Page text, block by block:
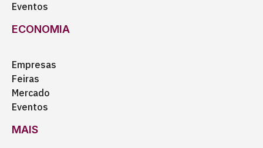
Eventos
ECONOMIA
Empresas
Feiras
Mercado
Eventos
MAIS